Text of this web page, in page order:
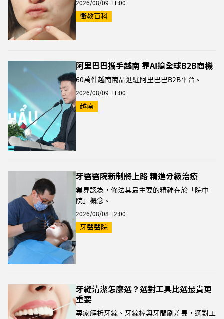
2026/08/09 11:00
衛教百科
阿里巴巴攜手越南 靠AI搶全球B2B商機
60萬件越南商品進駐阿里巴巴B2B平台。
2026/08/09 11:00
越南
牙醫醫院新制將上路 精進分級治療
業界認為，修法其最主要的精神在於「院中
院」概念。
2026/08/08 12:00
牙醫醫院
牙縫清潔怎麼選？選對工具比選最貴更
重要
專家解析牙線、牙線棒與牙間刷差異，選對工